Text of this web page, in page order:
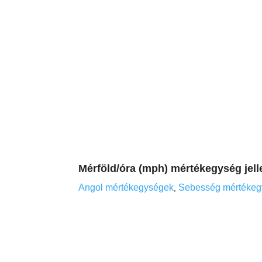
Mérföld/óra (mph) mértékegység
Angol mértékegységek Sebesség